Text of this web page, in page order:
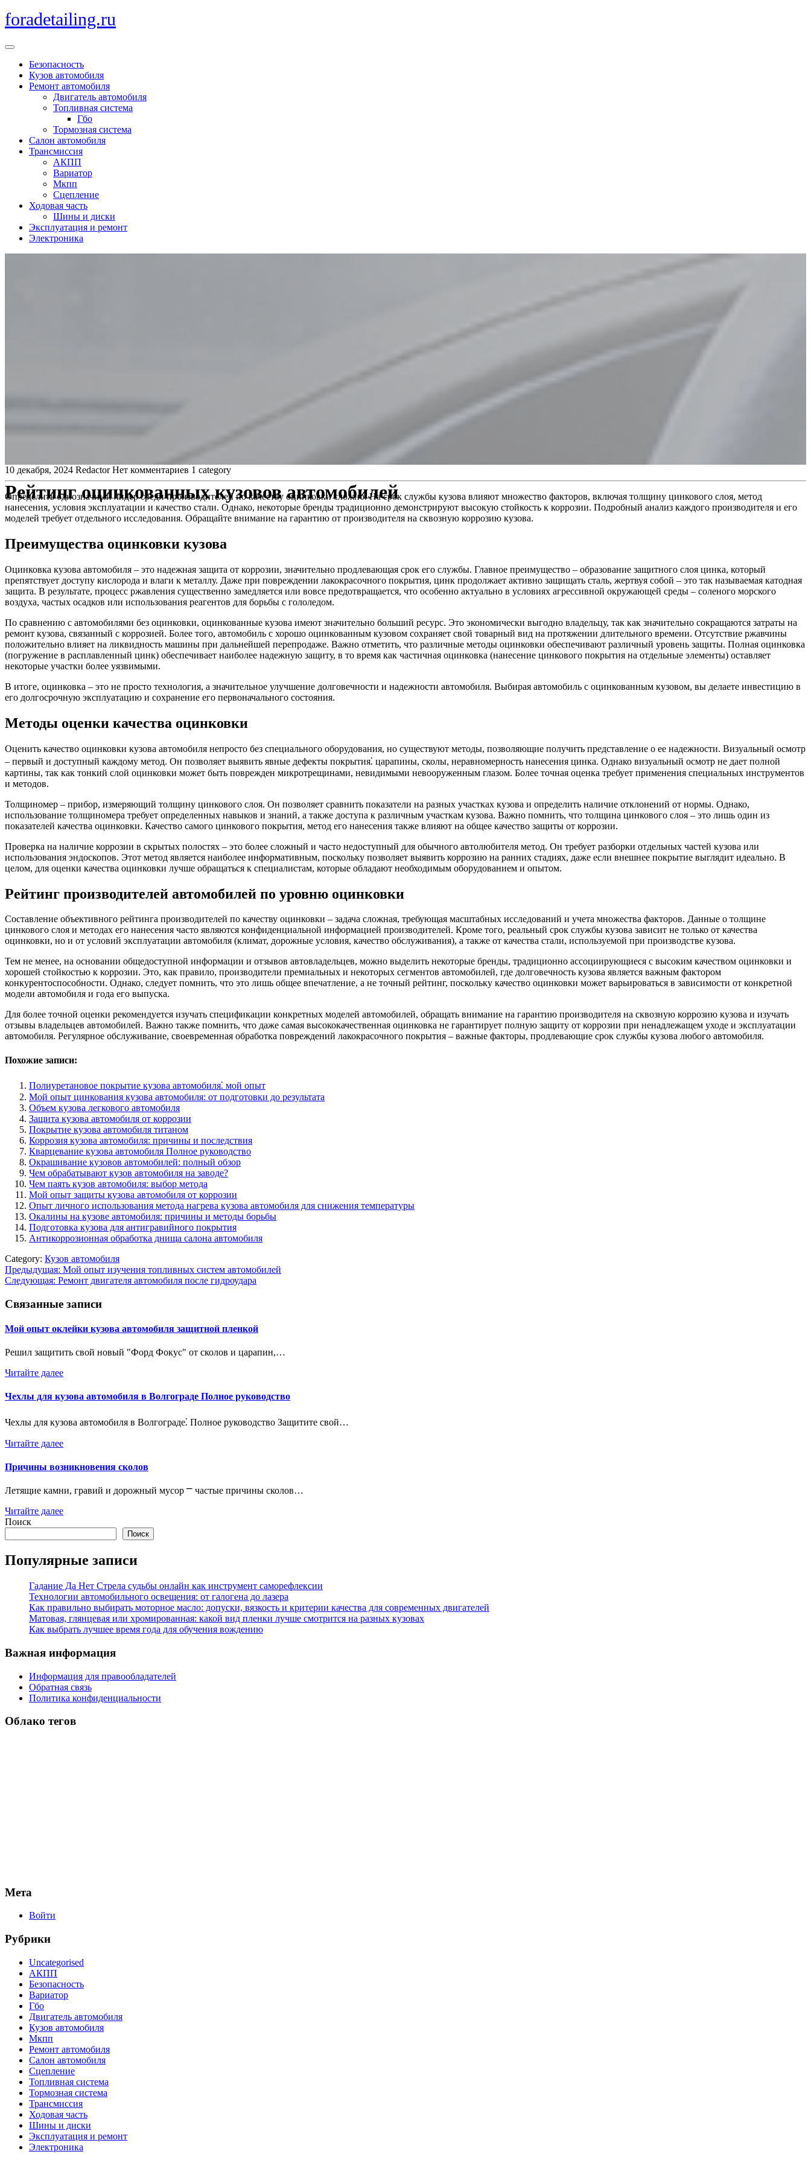
Перейти
к
foradetailing.ru
Кнопка
ОткрытьБезопасность
Кузов автомобиля
Ремонт автомобиля
Двигатель автомобиля
Топливная система
Гбо
Тормозная система
Салон автомобиля
Трансмиссия
АКПП
Вариатор
Мкпп
Сцепление
Ходовая часть
Шины и диски
Эксплуатация и ремонт
Электроника
Рейтинг оцинкованных кузовов автомобилей
10 декабря, 2024 Redactor Нет комментариев 1 category
Определить однозначный лидер среди производителей по качеству оцинковки сложно. На срок службы кузова влияют множество факторов, включая толщину цинкового слоя, метод
нанесения, условия эксплуатации и качество стали. Однако, некоторые бренды традиционно демонстрируют высокую стойкость к коррозии. Подробный анализ каждого производителя и его
моделей требует отдельного исследования. Обращайте внимание на гарантию от производителя на сквозную коррозию кузова.
Преимущества оцинковки кузова
Оцинковка кузова автомобиля – это надежная защита от коррозии, значительно продлевающая срок его службы. Главное преимущество – образование защитного слоя цинка, который
препятствует доступу кислорода и влаги к металлу. Даже при повреждении лакокрасочного покрытия, цинк продолжает активно защищать сталь, жертвуя собой – это так называемая катодная
защита. В результате, процесс ржавления существенно замедляется или вовсе предотвращается, что особенно актуально в условиях агрессивной окружающей среды – соленого морского
воздуха, частых осадков или использования реагентов для борьбы с гололедом.
По сравнению с автомобилями без оцинковки, оцинкованные кузова имеют значительно больший ресурс. Это экономически выгодно владельцу, так как значительно сокращаются затраты на
ремонт кузова, связанный с коррозией. Более того, автомобиль с хорошо оцинкованным кузовом сохраняет свой товарный вид на протяжении длительного времени. Отсутствие ржавчины
положительно влияет на ликвидность машины при дальнейшей перепродаже. Важно отметить, что различные методы оцинковки обеспечивают различный уровень защиты. Полная оцинковка
(погружение в расплавленный цинк) обеспечивает наиболее надежную защиту, в то время как частичная оцинковка (нанесение цинкового покрытия на отдельные элементы) оставляет
некоторые участки более уязвимыми.
В итоге, оцинковка – это не просто технология, а значительное улучшение долговечности и надежности автомобиля. Выбирая автомобиль с оцинкованным кузовом, вы делаете инвестицию в
его долгосрочную эксплуатацию и сохранение его первоначального состояния.
Методы оценки качества оцинковки
Оценить качество оцинковки кузова автомобиля непросто без специального оборудования, но существуют методы, позволяющие получить представление о ее надежности. Визуальный осмотр
– первый и доступный каждому метод. Он позволяет выявить явные дефекты покрытия⁚ царапины, сколы, неравномерность нанесения цинка. Однако визуальный осмотр не дает полной
картины, так как тонкий слой оцинковки может быть поврежден микротрещинами, невидимыми невооруженным глазом. Более точная оценка требует применения специальных инструментов
и методов.
Толщиномер – прибор, измеряющий толщину цинкового слоя. Он позволяет сравнить показатели на разных участках кузова и определить наличие отклонений от нормы. Однако,
использование толщиномера требует определенных навыков и знаний, а также доступа к различным участкам кузова. Важно помнить, что толщина цинкового слоя – это лишь один из
показателей качества оцинковки. Качество самого цинкового покрытия, метод его нанесения также влияют на общее качество защиты от коррозии.
Проверка на наличие коррозии в скрытых полостях – это более сложный и часто недоступный для обычного автолюбителя метод. Он требует разборки отдельных частей кузова или
использования эндоскопов. Этот метод является наиболее информативным, поскольку позволяет выявить коррозию на ранних стадиях, даже если внешнее покрытие выглядит идеально. В
целом, для оценки качества оцинковки лучше обращаться к специалистам, которые обладают необходимым оборудованием и опытом.
Рейтинг производителей автомобилей по уровню оцинковки
Составление объективного рейтинга производителей по качеству оцинковки – задача сложная, требующая масштабных исследований и учета множества факторов. Данные о толщине
цинкового слоя и методах его нанесения часто являются конфиденциальной информацией производителей. Кроме того, реальный срок службы кузова зависит не только от качества
оцинковки, но и от условий эксплуатации автомобиля (климат, дорожные условия, качество обслуживания), а также от качества стали, используемой при производстве кузова.
Тем не менее, на основании общедоступной информации и отзывов автовладельцев, можно выделить некоторые бренды, традиционно ассоциирующиеся с высоким качеством оцинковки и
хорошей стойкостью к коррозии. Это, как правило, производители премиальных и некоторых сегментов автомобилей, где долговечность кузова является важным фактором
конкурентоспособности. Однако, следует помнить, что это лишь общее впечатление, а не точный рейтинг, поскольку качество оцинковки может варьироваться в зависимости от конкретной
модели автомобиля и года его выпуска.
Для более точной оценки рекомендуется изучать спецификации конкретных моделей автомобилей, обращать внимание на гарантию производителя на сквозную коррозию кузова и изучать
отзывы владельцев автомобилей. Важно также помнить, что даже самая высококачественная оцинковка не гарантирует полную защиту от коррозии при ненадлежащем уходе и эксплуатации
автомобиля. Регулярное обслуживание, своевременная обработка повреждений лакокрасочного покрытия – важные факторы, продлевающие срок службы кузова любого автомобиля.
Похожие записи:
Полиуретановое покрытие кузова автомобиля⁚ мой опыт
Мой опыт цинкования кузова автомобиля: от подготовки до результата
Объем кузова легкового автомобиля
Защита кузова автомобиля от коррозии
Покрытие кузова автомобиля титаном
Коррозия кузова автомобиля: причины и последствия
Кварцевание кузова автомобиля Полное руководство
Окрашивание кузовов автомобилей: полный обзор
Чем обрабатывают кузов автомобиля на заводе?
Чем паять кузов автомобиля: выбор метода
Мой опыт защиты кузова автомобиля от коррозии
Опыт личного использования метода нагрева кузова автомобиля для снижения температуры
Окалины на кузове автомобиля: причины и методы борьбы
Подготовка кузова для антигравийного покрытия
Антикоррозионная обработка днища салона автомобиля
Category: Кузов автомобиля
Навигация
по
записям
Предыдущая: Мой опыт изучения топливных систем автомобилей
Следующая: Ремонт двигателя автомобиля после гидроудара
Связанные записи
Мой опыт оклейки кузова автомобиля защитной пленкой
Решил защитить свой новый "Форд Фокус" от сколов и царапин,…
Читайте далее
Чехлы для кузова автомобиля в Волгограде Полное руководство
Чехлы для кузова автомобиля в Волгограде⁚ Полное руководство Защитите свой…
Читайте далее
Причины возникновения сколов
Летящие камни, гравий и дорожный мусор ⎻ частые причины сколов…
Читайте далее
Поиск
Поиск
Популярные записи
Гадание Да Нет Стрела судьбы онлайн как инструмент саморефлексии
Технологии автомобильного освещения: от галогена до лазера
Как правильно выбирать моторное масло: допуски, вязкость и критерии качества для современных двигателей
Матовая, глянцевая или хромированная: какой вид пленки лучше смотрится на разных кузовах
Как выбрать лучшее время года для обучения вождению
Важная информация
Информация для правообладателей
Обратная связь
Политика конфиденциальности
Облако тегов
Мета
Войти
Рубрики
Uncategorised
АКПП
Безопасность
Вариатор
Гбо
Двигатель автомобиля
Кузов автомобиля
Мкпп
Ремонт автомобиля
Салон автомобиля
Сцепление
Топливная система
Тормозная система
Трансмиссия
Ходовая часть
Шины и диски
Эксплуатация и ремонт
Электроника